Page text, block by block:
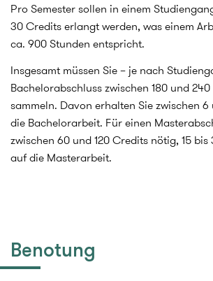
Pro Semester sollen in einem
30 Credits erlangt werden, was einem
ca. 900 Stunden entspricht.
Insgesamt müssen Sie – je nach
Bachelorabschluss zwischen 180 und
sammeln. Davon erhalten Sie zwischen
die Bachelorarbeit. Für einen
zwischen 60 und 120 Credits nötig, 15
auf die Masterarbeit.
Benotung